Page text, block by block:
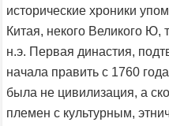
исторические хроники
Китая, некого Великого Ю,
н.э. Первая династия,
начала править с 1760
была не цивилизация, а
племен с культурным,